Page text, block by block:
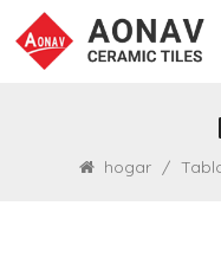
hogar /